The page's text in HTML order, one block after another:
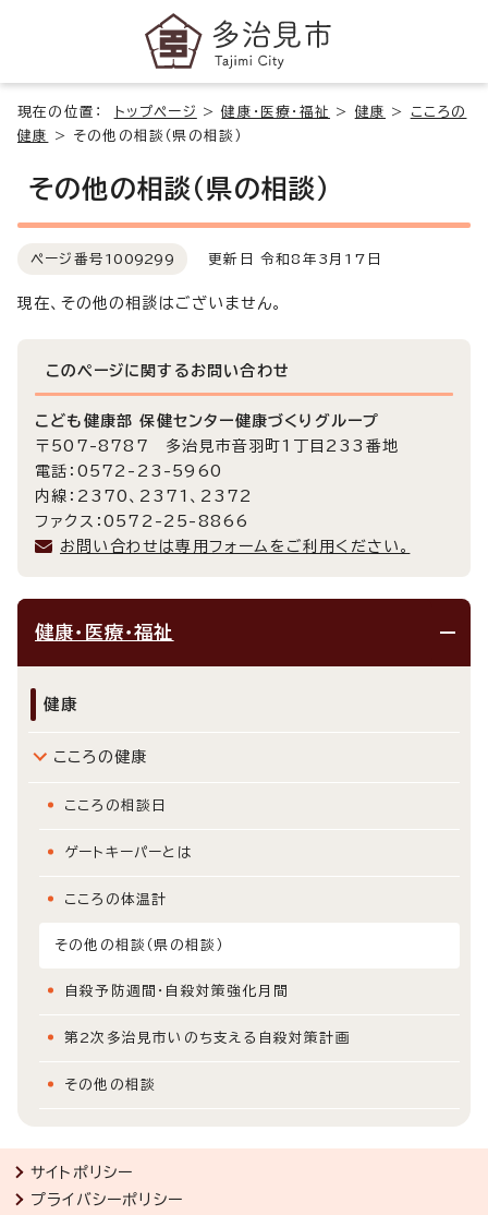
現在の位置： トップページ >健康・医療・福祉 > 健康 >
こころの
健康
> その他の相談（県の相談）
その他の相談（県の相談）
ページ番号 1009299 更新日 令和8年3月17日
現在、その他の相談はございません。
このページに関する お問い合わせ
こども健康部 保健センター健康づくりグループ
〒507-8787 多治見市音羽町1丁目233番地
電話：0572-23-5960
内線：2370、2371、2372
ファクス：0572-25-8866
お問い合わせは専用フォームをご利用ください。
健康・医療・福祉
健康
こころの健康
こころの相談日
ゲートキーパーとは
こころの体温計
その他の相談（県の相談）
自殺予防週間・自殺対策強化月間
第2次多治見市いのち支える自殺対策計画
その他の相談
サイトポリシー
プライバシーポリシー